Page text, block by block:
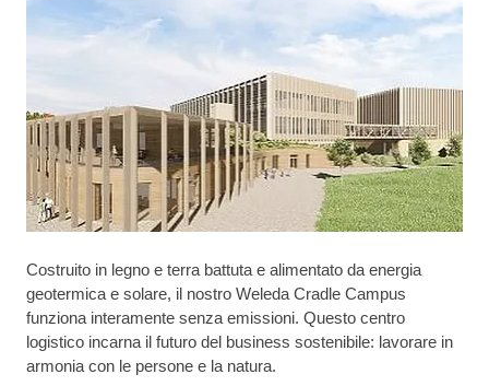
Costruito in legno e terra battuta e alimentato da energia
geotermica e solare, il nostro Weleda Cradle Campus
funziona interamente senza emissioni. Questo centro
logistico incarna il futuro del business sostenibile: lavorare in
armonia con le persone e la natura.